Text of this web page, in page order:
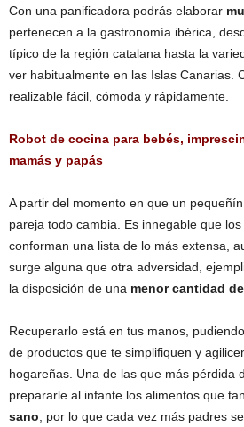
Con una panificadora podrás elaborar
pertenecen a la gastronomía ibérica,
típico de la región catalana hasta la
ver habitualmente en las Islas Canarias.
realizable fácil, cómoda y rápidamente.
Robot de cocina para bebés,
mamás y papás
A partir del momento en que un
pareja todo cambia. Es innegable que
conforman una lista de lo más extensa,
surge alguna que otra adversidad,
la disposición de una menor cantidad
Recuperarlo está en tus manos,
de productos que te simplifiquen y
hogareñas. Una de las que más pérdida
prepararle al infante los alimentos que
sano, por lo que cada vez más padres